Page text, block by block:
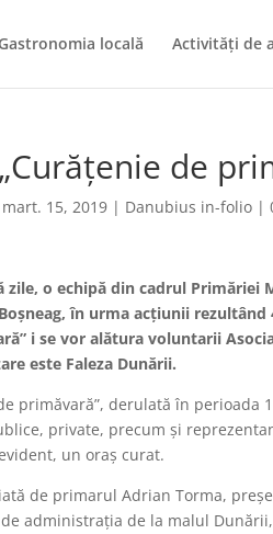
Gastronomia locală Activități de
de
mart. 15, 2019 | Danubius in-folio |
zile, o echipă din cadrul
în urma acțiunii
i se vor alătura voluntarii
este Faleza Dunării.
primăvară”, derulată în
private, precum și
un oraș curat.
de primarul Adrian Torma,
administrația de la malul